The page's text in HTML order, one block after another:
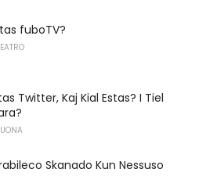
fuboTV?
Twitter, Kaj Kial Estas? I Tiel
Skanado Kun Nessuso